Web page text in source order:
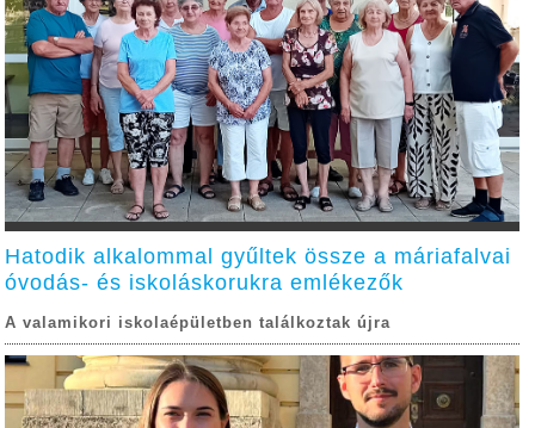
Hatodik alkalommal gyűltek össze a máriafalvai
óvodás- és iskoláskorukra emlékezők
A valamikori iskolaépületben találkoztak újra